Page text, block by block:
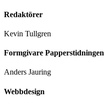
Redaktörer
Kevin Tullgren
Formgivare Papperstidningen
Anders Jauring
Webbdesign